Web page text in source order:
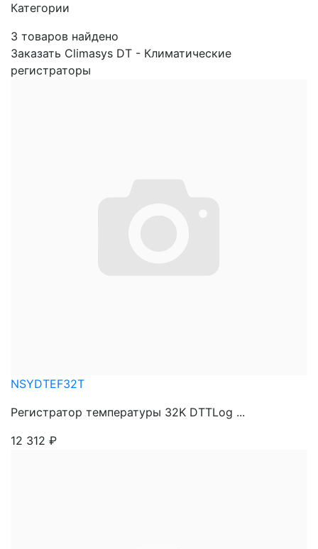
Категории
3 товаров найдено
Заказать Climasys DT - Климатические
регистраторы
NSYDTEF32T
Регистратор температуры 32K DTTLog ...
12 312 ₽